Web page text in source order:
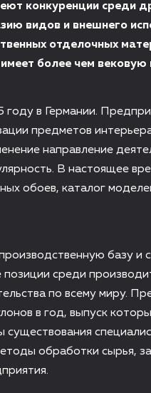
конкуренции среди
видов и внешнего
отделочных
более чем вековую
году в Германии.
предметов
направление
В настоящее
обоев, каталог
базу и
среди
по всему миру.
в год, выпуск
существования
обработки сырья,